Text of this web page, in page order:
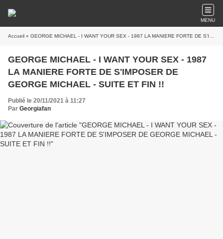
MENU
Accueil » GEORGE MICHAEL - I WANT YOUR SEX - 1987 LA MANIERE FORTE DE S'IMPOSER DE GEORGE MICHAEL - SUITE ET FIN !!
GEORGE MICHAEL - I WANT YOUR SEX - 1987
LA MANIERE FORTE DE S'IMPOSER DE
GEORGE MICHAEL - SUITE ET FIN !!
Publié le 20/11/2021 à 11:27
Par Georgiafan